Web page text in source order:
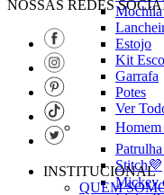
Mochila
Estojo
Kit
Garrafa
Potes
Ver
Stitch💜
Mickey
NOSSAS REDES
INSTITUCIONAL
QUEM